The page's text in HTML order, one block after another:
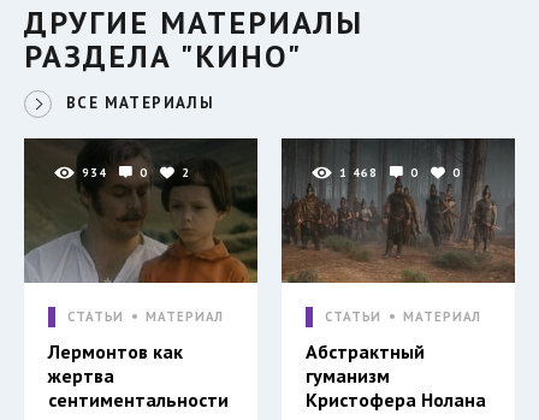
ДРУГИЕ МАТЕРИАЛЫ
РАЗДЕЛА "КИНО"
ВСЕ МАТЕРИАЛЫ
934 0 2
СТАТЬИ МАТЕРИАЛ
Лермонтов как
жертва
сентиментальности
1 468 0 0
СТАТЬИ МАТЕРИАЛ
Абстрактный
гуманизм
Кристофера Нолана